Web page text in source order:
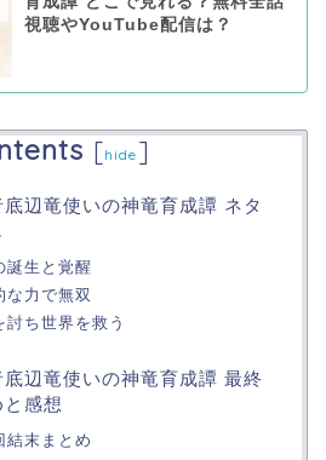
視聴やYouTube配信は？
[hide ]
辺竜使いの神竜育成譚 ネタ
誕生と覚醒
な力で無双
討ち世界を救う
辺竜使いの神竜育成譚 最終
感想
結末まとめ